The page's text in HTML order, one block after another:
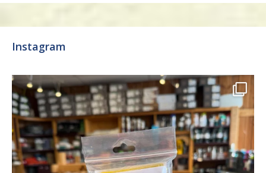
Instagram